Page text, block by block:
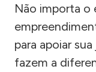
Não importa o
para apoiar
fazem a